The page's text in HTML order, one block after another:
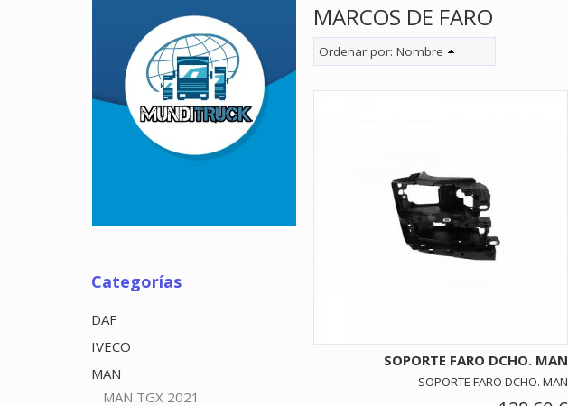
Categorías
DAF
IVECO
MAN
MAN TGX 2021
MARCOS DE FARO
Ordenar por: Nombre
SOPORTE FARO DCHO. MAN
SOPORTE FARO DCHO. MAN